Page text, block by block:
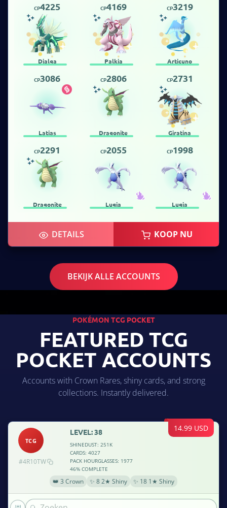
CP4225
Dialga
CP4169
Palkia
CP3219
Articuno
CP3086
Latias
CP2806
Dragonite
CP2731
Giratina
CP2291
Dragonite
CP2055
Lugia
CP1998
Lugia
DETAILS KOOP NU
BEKIJK ALLE ACCOUNTS
POKÉMON TCG POCKET
FEATURED TCG
POCKET ACCOUNTS
Accounts with Crown Rares, shiny cards, and strong
collections. Instantly delivered.
14.99 USD
TCG
#4R10TW
LEVEL: 38
SHINEDUST: 251K
CARDS: 4027
PACK HOURGLASSES: 1977
46% COMPLETE
👑 3 Crown ✨ 8 2★ Shiny ✨ 18 1★ Shiny